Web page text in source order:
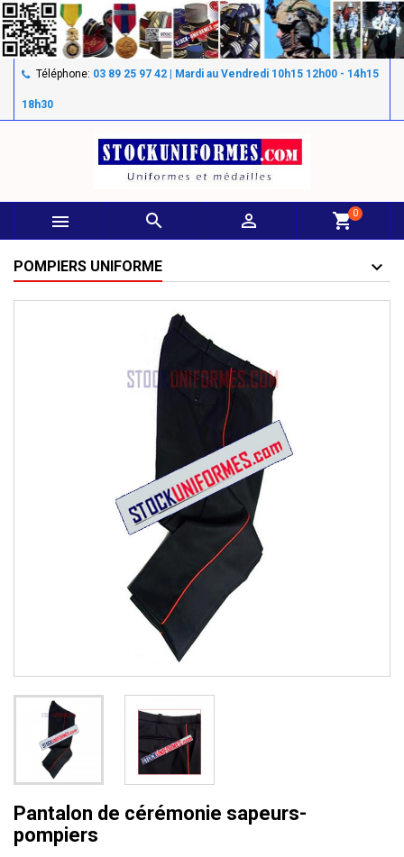
Téléphone: 03 89 25 97 42 | Mardi au Vendredi 10h15 12h00 - 14h15
18h30
   shopping_cart0
POMPIERS UNIFORME
Pantalon de cérémonie sapeurs-
pompiers